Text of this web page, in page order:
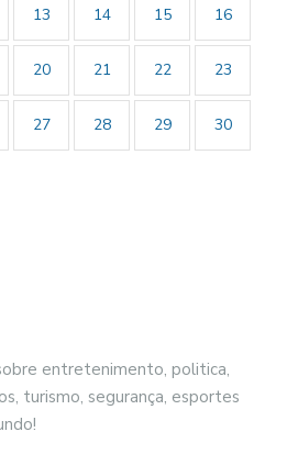
13 14 15 16
20 21 22 23
27 28 29 30
entretenimento, politica,
turismo, segurança, esportes